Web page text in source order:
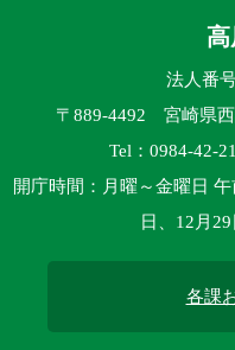
高
法人番
〒889-4492 宮崎県
Tel：0984-42-
開庁時間：月曜～金曜日
日、12月
各課